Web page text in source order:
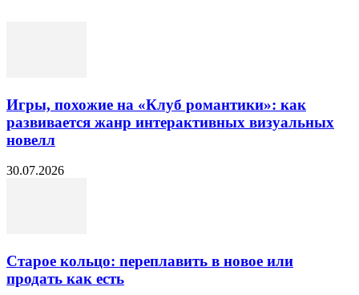
Игры, похожие на «Клуб романтики»: как
развивается жанр интерактивных визуальных
новелл
30.07.2026
Старое кольцо: переплавить в новое или
продать как есть